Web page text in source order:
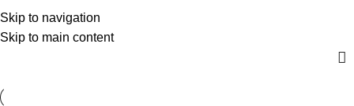
Skip to navigation
Skip to main content
Menú
Rosa - ABS